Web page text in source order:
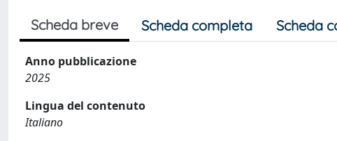
Scheda breve Scheda completa Scheda
Anno pubblicazione
2025
Lingua del contenuto
Italiano